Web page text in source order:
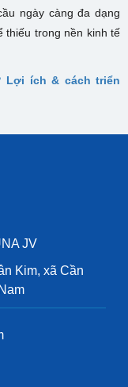
ngày càng đa dạng
thiếu trong nền kinh tế
Lợi ích & cách triển
JV
Kim, xã Cần